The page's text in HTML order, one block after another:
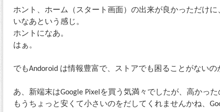
ホント、ホーム（スタート画面）の出来が良かっただけに
いなあという感じ。
ホントになあ。
はぁ。
でもAndoroid は情報豊富で、ストアでも困ることがないの
あ、新端末はGoogle Pixelを買う気満々でしたが、高かっ
もうちょっと安くて小さいのをだしてくれませんかね、